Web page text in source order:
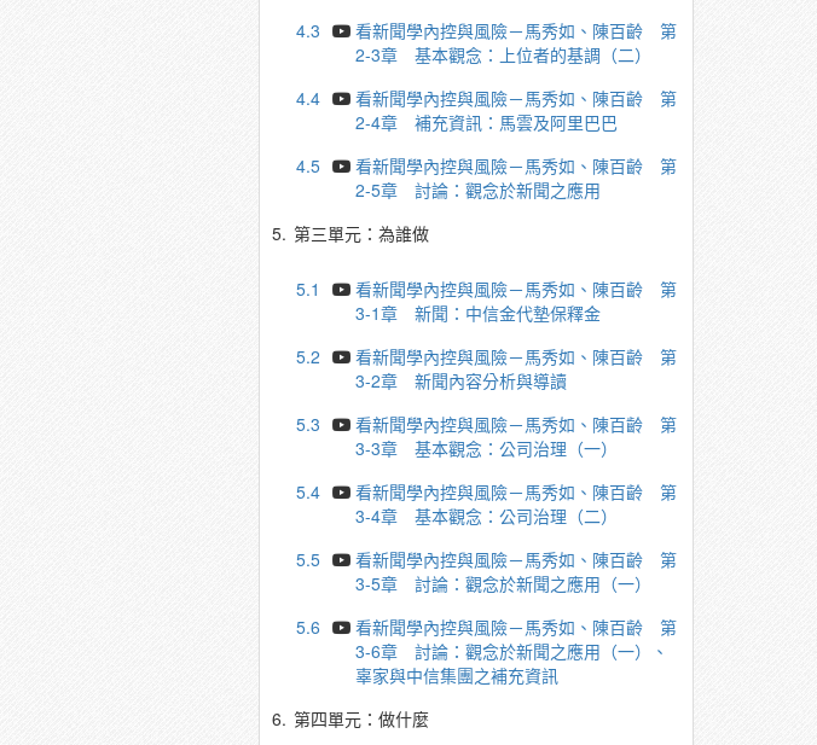
4.3
看新聞學內控與風險－馬秀如、陳百齡 第
2-3章 基本觀念：上位者的基調（二）
4.4
看新聞學內控與風險－馬秀如、陳百齡 第
2-4章 補充資訊：馬雲及阿里巴巴
4.5
看新聞學內控與風險－馬秀如、陳百齡 第
2-5章 討論：觀念於新聞之應用
5. 第三單元：為誰做
5.1
看新聞學內控與風險－馬秀如、陳百齡 第
3-1章 新聞：中信金代墊保釋金
5.2
看新聞學內控與風險－馬秀如、陳百齡 第
3-2章 新聞內容分析與導讀
5.3
看新聞學內控與風險－馬秀如、陳百齡 第
3-3章 基本觀念：公司治理（一）
5.4
看新聞學內控與風險－馬秀如、陳百齡 第
3-4章 基本觀念：公司治理（二）
5.5
看新聞學內控與風險－馬秀如、陳百齡 第
3-5章 討論：觀念於新聞之應用（一）
5.6
看新聞學內控與風險－馬秀如、陳百齡 第
3-6章 討論：觀念於新聞之應用（一）、
辜家與中信集團之補充資訊
6. 第四單元：做什麼